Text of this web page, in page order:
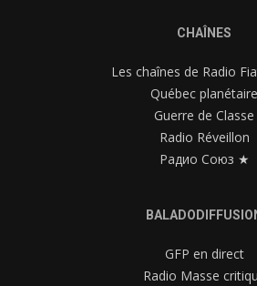
CHAÎNES
Les chaînes de Radio
Québec planétaire
Guerre de Classe
Radio Réveillon
Радио Союз ★
GFP en direct
Radio Masse